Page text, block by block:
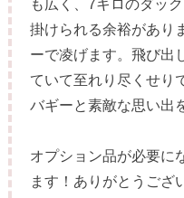
も広く、7キロのダッ
掛けられる余裕があり
ーで凌げます。飛び出
ていて至れり尽くせり
バギーと素敵な思い出
オプション品が必要に
ます！ありがとうござ